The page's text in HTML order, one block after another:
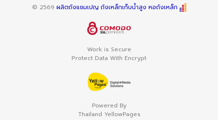
© 2569 ผลิตถังแชมเปญ ถังเหล็กเก็บน้ำสูง หอถังเหล็ก
Work is Secure
Protect Data With Encrypt
Powered By
Thailand YellowPages